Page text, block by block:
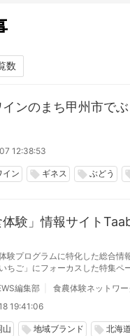
ンのまち甲州市で
12:38:53
イン local_offer ギネス local_offer ぶどう
験」情報サイト
験プログラムに特化した総合情
ちご」にフォーカスした特集ペ
編集部
食農体験ネットワ
19:41:06
山 local_offer 地域ブランド local_offer 北海道